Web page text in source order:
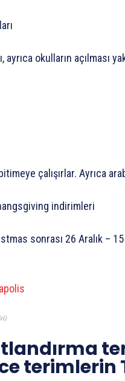
okulların açılması
çalışırlar. Ayrıca
indirimleri
sonrası 26 Aralık –
terimlerin